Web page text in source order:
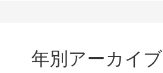
年別アーカイブ